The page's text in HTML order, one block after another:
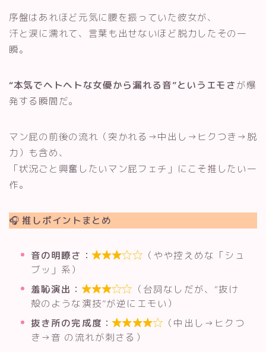
序盤はあれほど元気に腰を振っていた彼女が、
汗と涙に濡れて、言葉も出せないほど脱力したその一
瞬。
“本気でヘトヘトな女優から漏れる音”というエモさが爆
発する瞬間だ。
マン屁の前後の流れ（突かれる→中出し→ヒクつき→脱
力）も含め、
「状況ごと興奮したいマン屁フェチ」にこそ推したい一
作。
🎧推しポイントまとめ
音の明瞭さ： 
（やや控えめな「シュ
ブッ」系）
羞恥演出： 
（台詞なしだが、“抜け
殻のような演技”が逆にエモい）
抜き所の完成度：
（中出し→ヒクつ
き→音 の流れが刺さる）